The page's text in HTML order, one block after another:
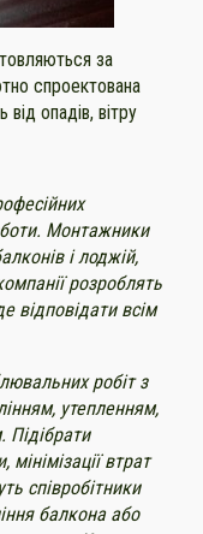
за
спроектована
від опадів, вітру
Монтажники
і лоджій,
розроблять
відповідати всім
робіт з
утепленням,
Підібрати
втрат
співробітники
балкона або